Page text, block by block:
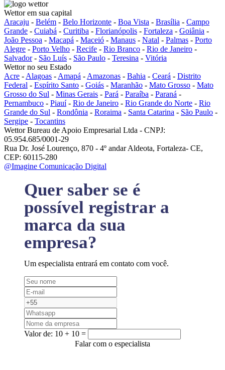
Wettor em sua capital
Aracaju - Belém - Belo Horizonte - Boa Vista - Brasília - Campo
Grande - Cuiabá - Curitiba - Florianópolis - Fortaleza - Goiânia -
João Pessoa - Macapá - Maceió - Manaus - Natal - Palmas - Porto
Alegre - Porto Velho - Recife - Rio Branco - Rio de Janeiro -
Salvador- São Luís - São Paulo - Teresina - Vitória
Wettor no seu Estado
Acre - Alagoas - Amapá - Amazonas - Bahia - Ceará - Distrito
Federal - Espírito Santo - Goiás - Maranhão - Mato Grosso - Mato
Grosso do Sul - Minas Gerais - Pará - Paraíba - Paraná -
Pernambuco - Piauí- Rio de Janeiro - Rio Grande do Norte - Rio
Grande do Sul - Rondônia - Roraima - Santa Catarina - São Paulo -
Sergipe - Tocantins
Wettor Bureau de Apoio Empresarial Ltda - CNPJ:
05.954.685/0001-29
Rua Dr. José Lourenço, 870 - 4º andar Aldeota, Fortaleza- CE,
CEP: 60115-280
@Imagine Comunicação Digital
Quer saber se é
possível registrar a
marca da sua
empresa?
Um especialista entrará em contato com você.
Valor de: 10 + 10 =
Falar com o especialista